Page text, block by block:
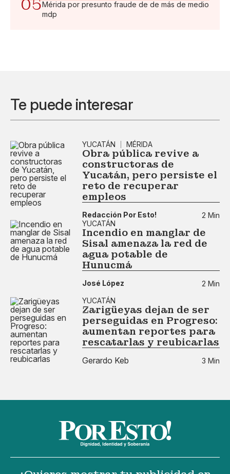
05Mérida por presunto fraude de de más de medio
mdp
Te puede interesar
YUCATÁN MÉRIDA
Obra pública revive a
constructoras de
Yucatán, pero persiste el
reto de recuperar
empleos
Redacción Por Esto!
2 Min
YUCATÁN
Incendio en manglar de
Sisal amenaza la red de
agua potable de
Hunucmá
José López
2 Min
YUCATÁN
Zarigüeyas dejan de ser
perseguidas en Progreso:
aumentan reportes para
rescatarlas y reubicarlas
Gerardo Keb 3 Min